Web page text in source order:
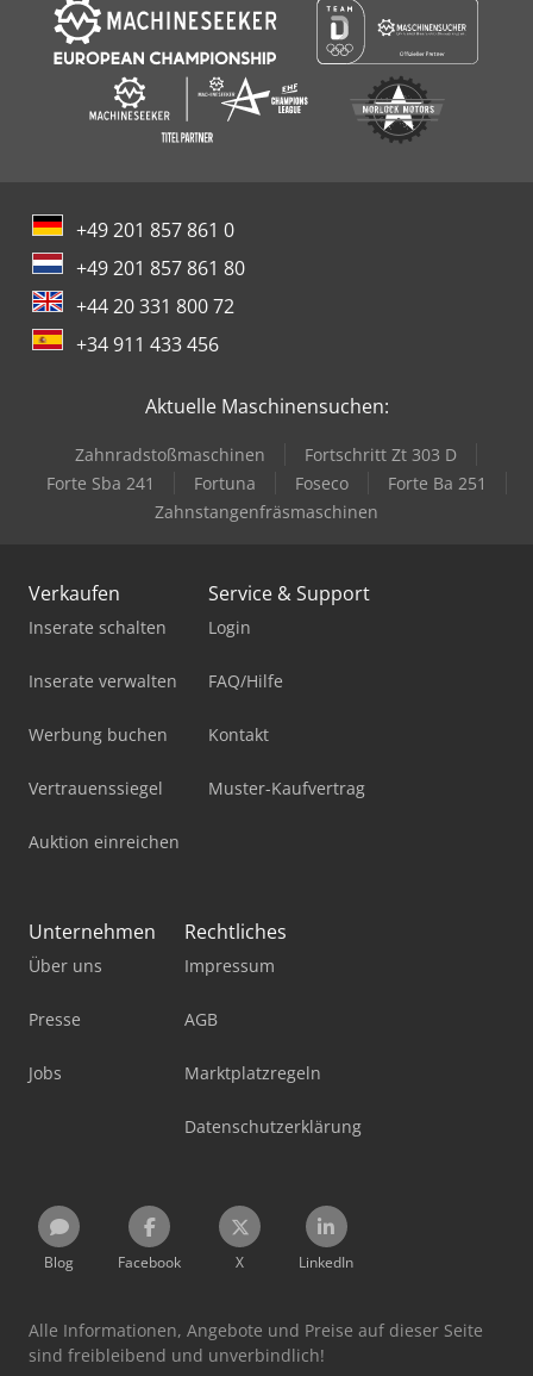
+49 201 857 861 0
+49 201 857 861 80
+44 20 331 800 72
+34 911 433 456
Aktuelle Maschinensuchen:
Zahnradstoßmaschinen
Fortschritt Zt 303 D
Forte Sba 241
Fortuna Foseco
Forte Ba 251
Zahnstangenfräsmaschinen
Verkaufen
Inserate schalten
Inserate verwalten
Werbung buchen
Vertrauenssiegel
Auktion einreichen
Service & Support
Login
FAQ/Hilfe
Kontakt
Muster-Kaufvertrag
Unternehmen
Über uns
Presse
Jobs
Rechtliches
Impressum
AGB
Marktplatzregeln
Datenschutzerklärung
Blog Facebook X LinkedIn
Alle Informationen, Angebote und Preise auf dieser Seite
sind freibleibend und unverbindlich!